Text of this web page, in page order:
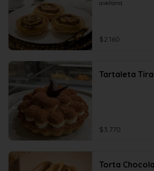
avellana.
$2.160
Tartaleta
$3.770
Torta